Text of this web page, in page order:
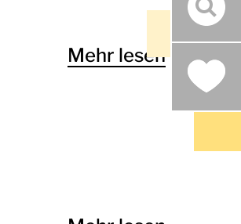
Mehr lesen